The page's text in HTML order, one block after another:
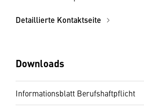
Detaillierte Kontaktseite
Downloads
Informationsblatt Berufshaftpflicht